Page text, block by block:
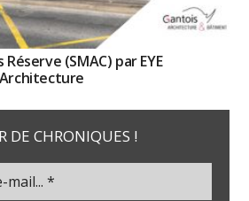
(SMAC) par EYE
DE CHRONIQUES !